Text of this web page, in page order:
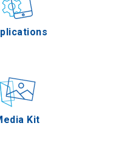
Gastronomie
Ereignisse
Kit